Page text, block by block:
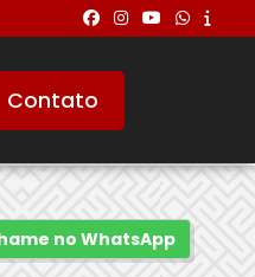
Contato
no WhatsApp